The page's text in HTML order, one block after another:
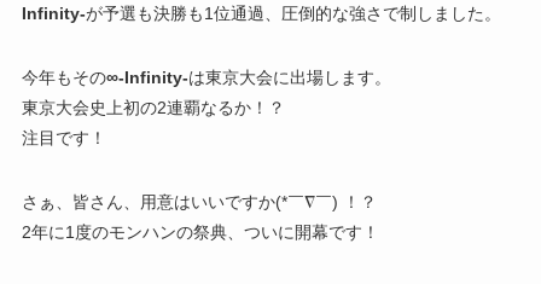
Infinity-が予選も決勝も1位通過、圧倒的な強さで制しました。
今年もその∞-Infinity-は東京大会に出場します。
東京大会史上初の2連覇なるか！？
注目です！
さぁ、皆さん、用意はいいですか(*￣∇￣) ！？
2年に1度のモンハンの祭典、ついに開幕です！